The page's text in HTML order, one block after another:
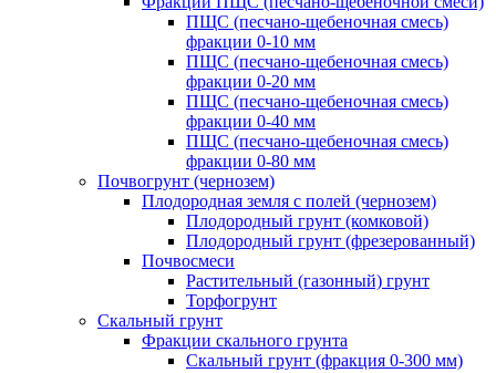
ПЩС (песчано-щебеночная смесь)
фракции 0-10 мм
ПЩС (песчано-щебеночная смесь)
фракции 0-20 мм
ПЩС (песчано-щебеночная смесь)
фракции 0-40 мм
ПЩС (песчано-щебеночная смесь)
фракции 0-80 мм
Почвогрунт (чернозем)
Плодородная земля с полей (чернозем)
Плодородный грунт (комковой)
Плодородный грунт (фрезерованный)
Почвосмеси
Растительный (газонный) грунт
Торфогрунт
Скальный грунт
Фракции скального грунта
Скальный грунт (фракция 0-300 мм)